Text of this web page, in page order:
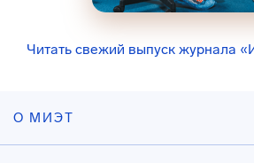
Читать свежий выпуск журнала
О МИЭТ